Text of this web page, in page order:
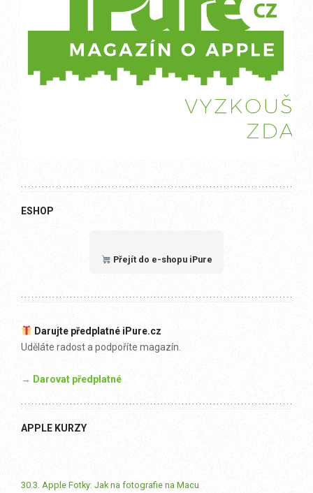
ESHOP
Přejít do e-shopu iPure
Darujte předplatné iPure.cz
Uděláte radost a podpoříte magazín.
→ Darovat předplatné
APPLE KURZY
30.3. Apple Fotky: Jak na fotografie na Macu